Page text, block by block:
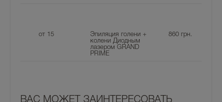
от 15
Эпиляция голени +
колени Диодным
лазером GRAND
PRIME
860грн.
ВАС МОЖЕТ ЗАИНТЕРЕСОВАТЬ